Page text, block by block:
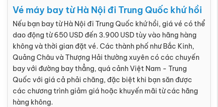
Vé máy bay từ Hà Nội đi Trung Quốc khứ hồi
Nếu bạn bay từ Hà Nội đi Trung Quốc khứ hồi, giá vé có thể
dao động từ 650 USD đến 3.900 USD tùy vào hãng hàng
không và thời gian đặt vé. Các thành phố như Bắc Kinh,
Quảng Châu và Thượng Hải thường xuyên có các chuyến
bay với đường bay thẳng, quá cảnh Việt Nam - Trung
Quốc với giá cả phải chăng, đặc biệt khi bạn săn được
các chương trình giảm giá hoặc khuyến mãi từ các hãng
hàng không.